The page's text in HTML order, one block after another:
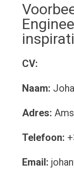
CV:
Naam:
Adres:
Telefoon:
Email: